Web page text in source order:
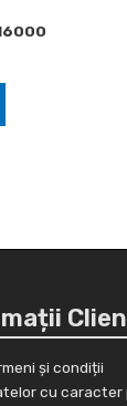
și condiții
cu caracter